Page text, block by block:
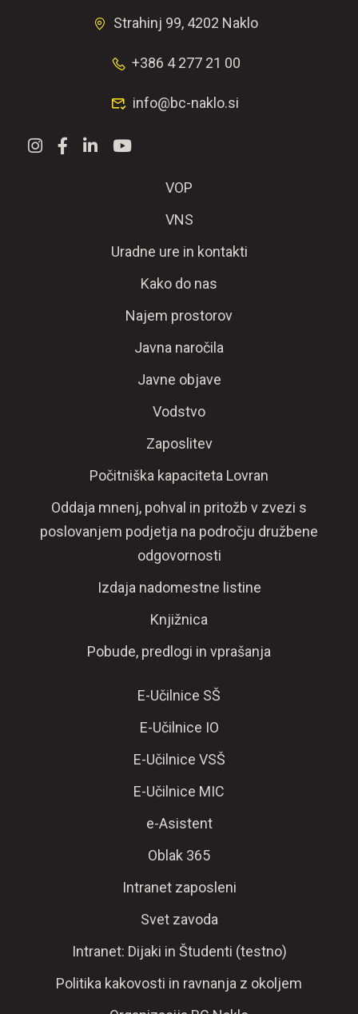
Strahinj 99, 4202 Naklo
+386 4 277 21 00
info@bc-naklo.si
VOP
VNS
Uradne ure in kontakti
Kako do nas
Najem prostorov
Javna naročila
Javne objave
Vodstvo
Zaposlitev
Počitniška kapaciteta Lovran
Oddaja mnenj, pohval in pritožb v zvezi s
poslovanjem podjetja na področju družbene
odgovornosti
Izdaja nadomestne listine
Knjižnica
Pobude, predlogi in vprašanja
E-Učilnice SŠ
E-Učilnice IO
E-Učilnice VSŠ
E-Učilnice MIC
e-Asistent
Oblak 365
Intranet zaposleni
Svet zavoda
Intranet: Dijaki in Študenti (testno)
Politika kakovosti in ravnanja z okoljem